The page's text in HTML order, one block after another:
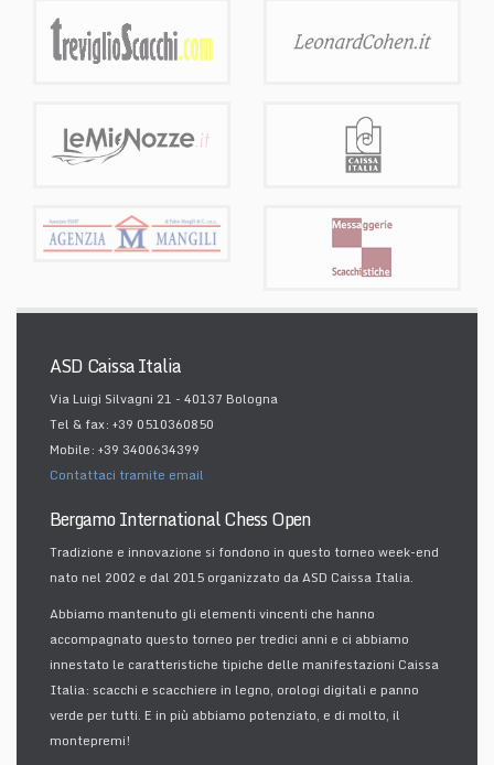
ASD Caissa Italia
Via Luigi Silvagni 21 - 40137 Bologna
Tel & fax: +39 0510360850
Mobile: +39 3400634399
Contattaci tramite email
Bergamo International Chess Open
Tradizione e innovazione si fondono in questo torneo week-end
nato nel 2002 e dal 2015 organizzato da ASD Caissa Italia.
Abbiamo mantenuto gli elementi vincenti che hanno
accompagnato questo torneo per tredici anni e ci abbiamo
innestato le caratteristiche tipiche delle manifestazioni Caissa
Italia: scacchi e scacchiere in legno, orologi digitali e panno
verde per tutti. E in più abbiamo potenziato, e di molto, il
montepremi!